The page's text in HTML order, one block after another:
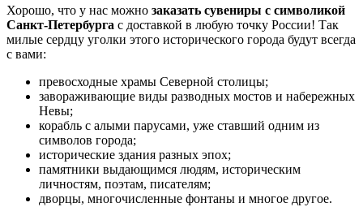
Хорошо, что у нас можно заказать сувениры с символикой
Санкт-Петербурга с доставкой в любую точку России! Так
милые сердцу уголки этого исторического города будут всегда
с вами:
превосходные храмы Северной столицы;
завораживающие виды разводных мостов и набережных
Невы;
корабль с алыми парусами, уже ставший одним из
символов города;
исторические здания разных эпох;
памятники выдающимся людям, историческим
личностям, поэтам, писателям;
дворцы, многочисленные фонтаны и многое другое.